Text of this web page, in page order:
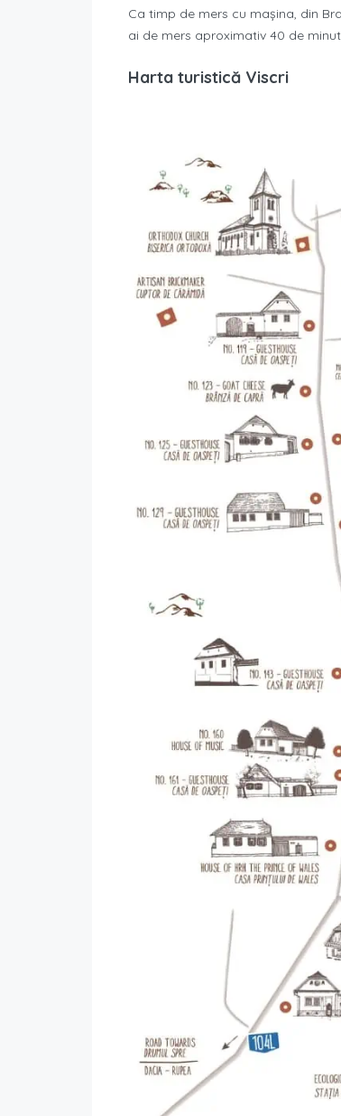
Ca timp de mers cu mașina, din
ai de mers aproximativ 40 de
Harta turistică Viscri